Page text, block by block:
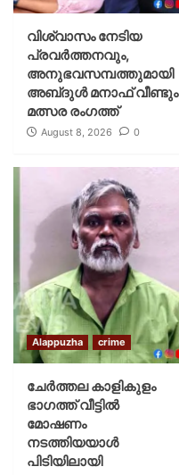
വിശ്വാസം നേടിയ
പ്രവർത്തനവും,
അനുഭവസമ്പത്തുമായി
അബ്‌ദുൾ മനാഫ് വീണ്ടും
മത്സര രംഗത്ത്
August 8, 2026 0
Alappuzha crime
ചേർത്തല കാളികുളം
ഭാഗത്ത് വീട്ടിൽ
മോഷണം
നടത്തിയയാൾ
പിടിയിലായി